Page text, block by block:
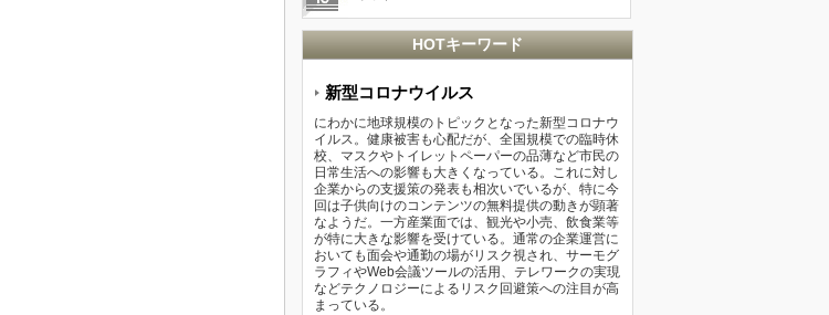
HOTキーワード
新型コロナウイルス
にわかに地球規模のトピックとなった新型コロナウ
イルス。健康被害も心配だが、全国規模での臨時休
校、マスクやトイレットペーパーの品薄など市民の
日常生活への影響も大きくなっている。これに対し
企業からの支援策の発表も相次いでいるが、特に今
回は子供向けのコンテンツの無料提供の動きが顕著
なようだ。一方産業面では、観光や小売、飲食業等
が特に大きな影響を受けている。通常の企業運営に
おいても面会や通勤の場がリスク視され、サーモグ
ラフィやWeb会議ツールの活用、テレワークの実現
などテクノロジーによるリスク回避策への注目が高
まっている。